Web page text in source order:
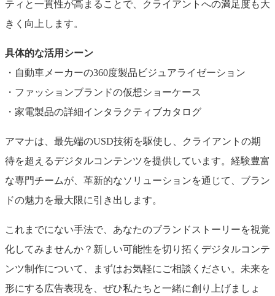
ティと一貫性が高まることで、クライアントへの満足度も大
きく向上します。
具体的な活用シーン
・自動車メーカーの360度製品ビジュアライゼーション
・ファッションブランドの仮想ショーケース
・家電製品の詳細インタラクティブカタログ
アマナは、最先端のUSD技術を駆使し、クライアントの期
待を超えるデジタルコンテンツを提供しています。経験豊富
な専門チームが、革新的なソリューションを通じて、ブラン
ドの魅力を最大限に引き出します。
これまでにない手法で、あなたのブランドストーリーを視覚
化してみませんか？新しい可能性を切り拓くデジタルコンテ
ンツ制作について、まずはお気軽にご相談ください。未来を
形にする広告表現を、ぜひ私たちと一緒に創り上げましょ